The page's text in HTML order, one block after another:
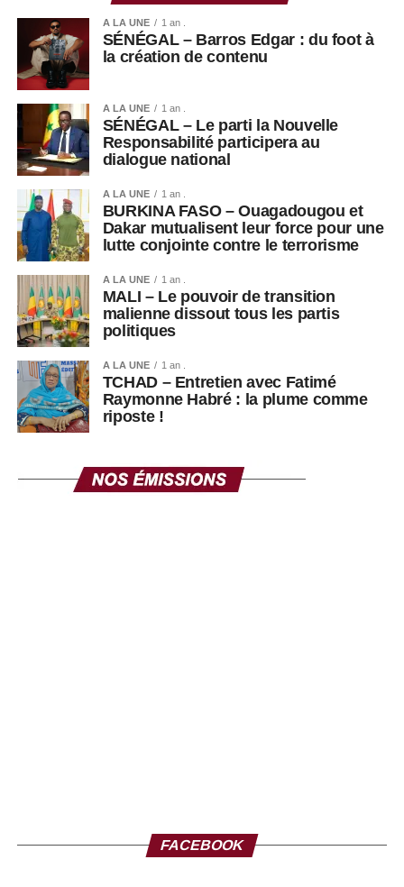
A LA UNE 1 an .
SÉNÉGAL – Barros Edgar : du foot à
la création de contenu
A LA UNE 1 an .
SÉNÉGAL – Le parti la Nouvelle
Responsabilité participera au
dialogue national
A LA UNE 1 an .
BURKINA FASO – Ouagadougou et
Dakar mutualisent leur force pour une
lutte conjointe contre le terrorisme
A LA UNE 1 an .
MALI – Le pouvoir de transition
malienne dissout tous les partis
politiques
A LA UNE 1 an .
TCHAD – Entretien avec Fatimé
Raymonne Habré : la plume comme
riposte !
FACEBOOK